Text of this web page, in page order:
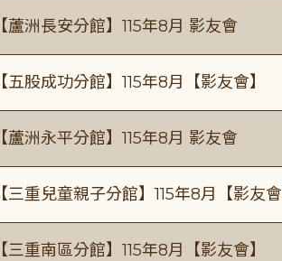
【蘆洲長安分館】115年8月 影友會
【五股成功分館】115年8月【影友會】
【蘆洲永平分館】115年8月 影友會
【三重兒童親子分館】115年8月【影友會
【三重南區分館】115年8月【影友會】